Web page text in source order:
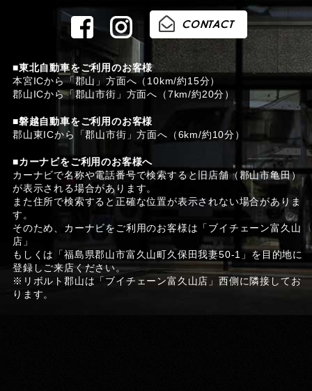
■東北自動車をご利用のお客様
本宮ICから「郡山」方面へ（10km/約15分）
郡山ICから「郡山市街」方面へ（7km/約20分）
■磐越自動車をご利用のお客様
郡山東ICから「郡山市街」方面へ（6km/約10分）
■カーナビをご利用のお客様へ
カーナビで名称や電話番号で検索すると旧店舗（郡山市亀田）
が表示される場合があります。
また住所で検索すると正確な位置が表示されない場合がありま
す。
そのため、カーナビをご利用のお客様は「ブイチェーン富久山
店」
もしくは「福島県郡山市富久山町久保田我妻50-1」を目的地に
登録しご来店ください。
※リボルト郡山は「ブイチェーン富久山店」西側に隣接してお
ります。